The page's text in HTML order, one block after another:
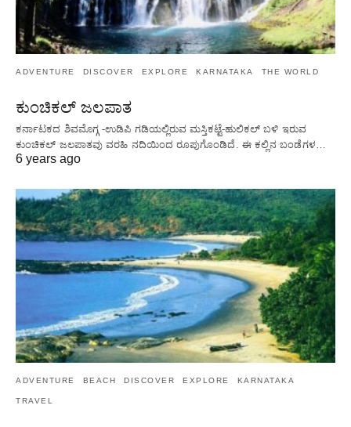
ADVENTURE DISCOVER EXPLORE KARNATAKA THE WORLD
ಕುಂಚಿಕಲ್ ಜಲಪಾತ
ಕರ್ನಾಟಕದ ಶಿವಮೊಗ್ಗ -ಉಡಿಪಿ ಗಡಿಯಲ್ಲಿರುವ ಮಸ್ತಿಕಟ್ಟೆ-ಹುಲಿಕಲ್ ಬಳಿ ಇರುವ
ಕುಂಚಿಕಲ್ ಜಲಪಾತವು ವರಹಿ ನದಿಯಿಂದ ರೂಪುಗೊಂಡಿದೆ. ಈ ಕಲ್ಲಿನ ಬಂಡೆಗಳ…
6 years ago
ADVENTURE BEACH DISCOVER EXPLORE KARNATAKA
TRAVEL